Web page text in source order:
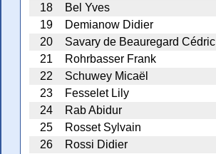
18
Bel Yves
19
Demianow Didier
20
Savary de Beauregard Cédric
21
Rohrbasser Frank
22
Schuwey Micaël
23
Fesselet Lily
24
Rab Abidur
25
Rosset Sylvain
26
Rossi Didier